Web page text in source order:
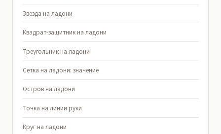
Звезда на ладони
Квадрат-защитник на ладони
Треугольник на ладони
Сетка на ладони: значение
Остров на ладони
Точка на линии руки
Круг на ладони